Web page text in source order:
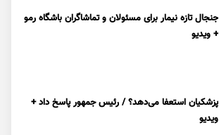
جنجال تازه نیمار برای مسئولان و تماشاگران باشگاه رمو
+ ویدیو
پزشکیان استعفا می‌دهد؟ / رئیس جمهور پاسخ داد +
ویدیو